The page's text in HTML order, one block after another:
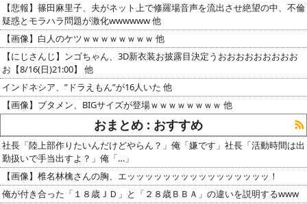
【悲報】篠田麻里子、夫がネット上で修羅場音声を流出させ絶望の中、不倫
疑惑とモラハラ問題が激化wwwwww 他
【画像】白人のケツｗｗｗｗｗｗｗｗ 他
【にじさんじ】ンゴちゃん、3D新衣装お披露目決定うおおおおおおおおお
お【8/16(日)21:00】 他
インドネシア、”ドラえもん”が16人いた 他
【画像】ブタメン、BIGサイズが登場ｗｗｗｗｗｗｗｗ 他
おまとめ : おすすめ
社長「陸上部作りたいんだけどやらん？」俺「嫌です」社長「活動時間は出
勤扱いで手当出すよ？」俺「…」
【画像】椎名林檎さんの胸、エッッッッッッッッッッッッッッッッ！
俺が付き合った「１８歳ＪＤ」と「２８歳ＢＢＡ」の違いを説明するwww